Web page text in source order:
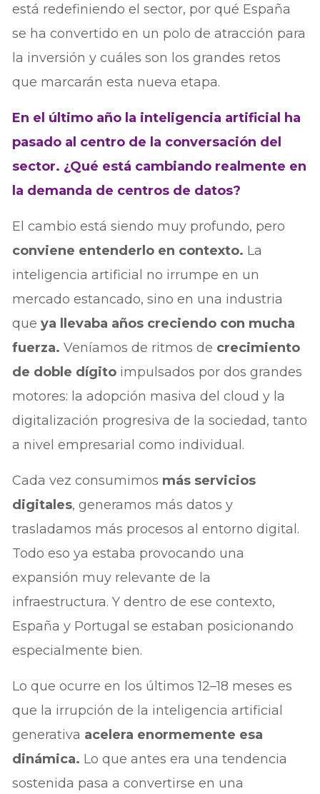
está redefiniendo el sector, por qué España
se ha convertido en un polo de atracción para
la inversión y cuáles son los grandes retos
que marcarán esta nueva etapa.
En el último año la inteligencia artificial ha
pasado al centro de la conversación del
sector. ¿Qué está cambiando realmente en
la demanda de centros de datos?
El cambio está siendo muy profundo, pero
conviene entenderlo en contexto. La
inteligencia artificial no irrumpe en un
mercado estancado, sino en una industria
queya llevaba años creciendo con mucha
fuerza. Veníamos de ritmos de crecimiento
de doble dígito impulsados por dos grandes
motores: la adopción masiva del cloud y la
digitalización progresiva de la sociedad, tanto
a nivel empresarial como individual.
Cada vez consumimos más servicios
digitales, generamos más datos y
trasladamos más procesos al entorno digital.
Todo eso ya estaba provocando una
expansión muy relevante de la
infraestructura. Y dentro de ese contexto,
España y Portugal se estaban posicionando
especialmente bien.
Lo que ocurre en los últimos 12–18 meses es
que la irrupción de la inteligencia artificial
generativa acelera enormemente esa
dinámica. Lo que antes era una tendencia
sostenida pasa a convertirse en una